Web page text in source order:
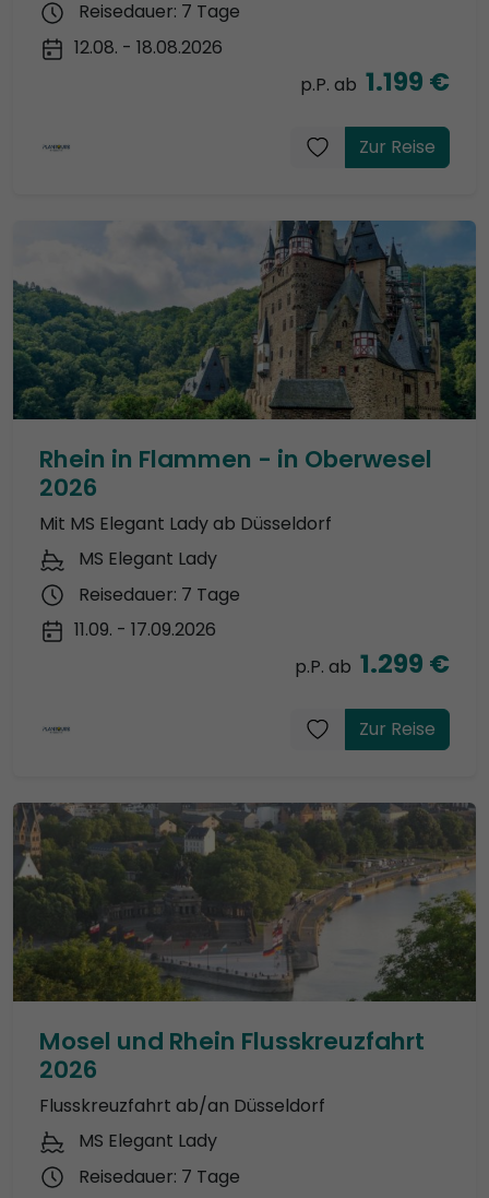
Reisedauer: 7 Tage
12.08. - 18.08.2026
p.P. ab 1.199 €
Zur Reise
Rhein in Flammen - in Oberwesel
2026
Mit MS Elegant Lady ab Düsseldorf
MS Elegant Lady
Reisedauer: 7 Tage
11.09. - 17.09.2026
p.P. ab 1.299 €
Zur Reise
Mosel und Rhein Flusskreuzfahrt
2026
Flusskreuzfahrt ab/an Düsseldorf
MS Elegant Lady
Reisedauer: 7 Tage